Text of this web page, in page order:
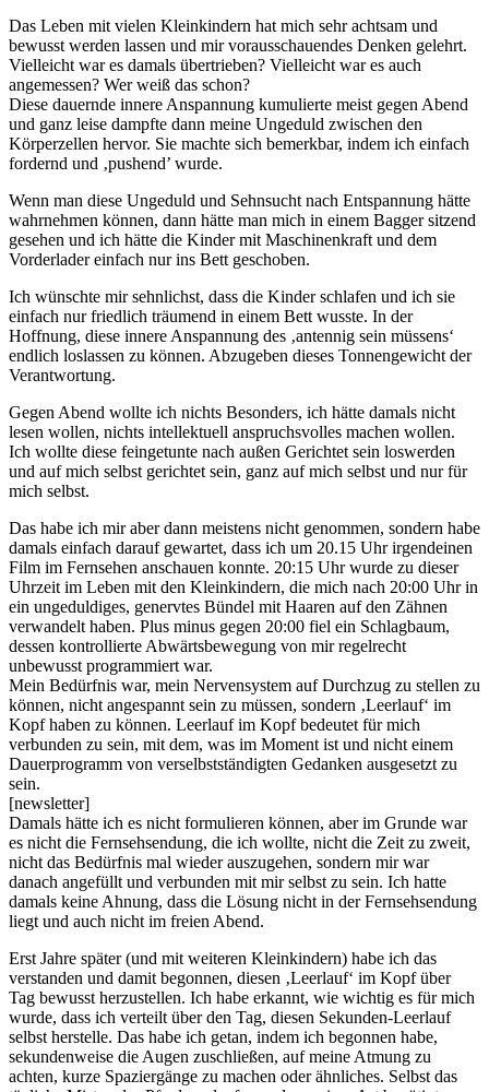
Das Leben mit vielen Kleinkindern hat mich sehr achtsam und
bewusst werden lassen und mir vorausschauendes Denken gelehrt.
Vielleicht war es damals übertrieben? Vielleicht war es auch
angemessen? Wer weiß das schon?
Diese dauernde innere Anspannung kumulierte meist gegen Abend
und ganz leise dampfte dann meine Ungeduld zwischen den
Körperzellen hervor. Sie machte sich bemerkbar, indem ich einfach
fordernd und ‚pushend’ wurde.
Wenn man diese Ungeduld und Sehnsucht nach Entspannung hätte
wahrnehmen können, dann hätte man mich in einem Bagger sitzend
gesehen und ich hätte die Kinder mit Maschinenkraft und dem
Vorderlader einfach nur ins Bett geschoben.
Ich wünschte mir sehnlichst, dass die Kinder schlafen und ich sie
einfach nur friedlich träumend in einem Bett wusste. In der
Hoffnung, diese innere Anspannung des ‚antennig sein müssens‘
endlich loslassen zu können. Abzugeben dieses Tonnengewicht der
Verantwortung.
Gegen Abend wollte ich nichts Besonders, ich hätte damals nicht
lesen wollen, nichts intellektuell anspruchsvolles machen wollen.
Ich wollte diese feingetunte nach außen Gerichtet sein loswerden
und auf mich selbst gerichtet sein, ganz auf mich selbst und nur für
mich selbst.
Das habe ich mir aber dann meistens nicht genommen, sondern habe
damals einfach darauf gewartet, dass ich um 20.15 Uhr irgendeinen
Film im Fernsehen anschauen konnte. 20:15 Uhr wurde zu dieser
Uhrzeit im Leben mit den Kleinkindern, die mich nach 20:00 Uhr in
ein ungeduldiges, genervtes Bündel mit Haaren auf den Zähnen
verwandelt haben. Plus minus gegen 20:00 fiel ein Schlagbaum,
dessen kontrollierte Abwärtsbewegung von mir regelrecht
unbewusst programmiert war.
Mein Bedürfnis war, mein Nervensystem auf Durchzug zu stellen zu
können, nicht angespannt sein zu müssen, sondern ‚Leerlauf‘ im
Kopf haben zu können. Leerlauf im Kopf bedeutet für mich
verbunden zu sein, mit dem, was im Moment ist und nicht einem
Dauerprogramm von verselbstständigten Gedanken ausgesetzt zu
sein.
[newsletter]
Damals hätte ich es nicht formulieren können, aber im Grunde war
es nicht die Fernsehsendung, die ich wollte, nicht die Zeit zu zweit,
nicht das Bedürfnis mal wieder auszugehen, sondern mir war
danach angefüllt und verbunden mit mir selbst zu sein. Ich hatte
damals keine Ahnung, dass die Lösung nicht in der Fernsehsendung
liegt und auch nicht im freien Abend.
Erst Jahre später (und mit weiteren Kleinkindern) habe ich das
verstanden und damit begonnen, diesen ‚Leerlauf‘ im Kopf über
Tag bewusst herzustellen. Ich habe erkannt, wie wichtig es für mich
wurde, dass ich verteilt über den Tag, diesen Sekunden-Leerlauf
selbst herstelle. Das habe ich getan, indem ich begonnen habe,
sekundenweise die Augen zuschließen, auf meine Atmung zu
achten, kurze Spaziergänge zu machen oder ähnliches. Selbst das